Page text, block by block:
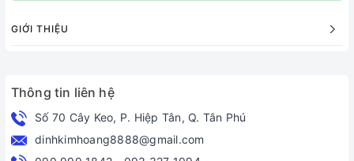
GIỚI THIỆU
Thông tin liên hệ
Số 70 Cây Keo, P. Hiệp Tân, Q. Tân Phú
dinhkimhoang8888@gmail.com